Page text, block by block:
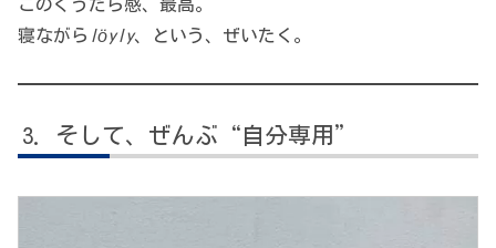
このぐうたら感、最高。
寝ながら löyly、という、ぜいたく。
そして、ぜんぶ“自分専用”